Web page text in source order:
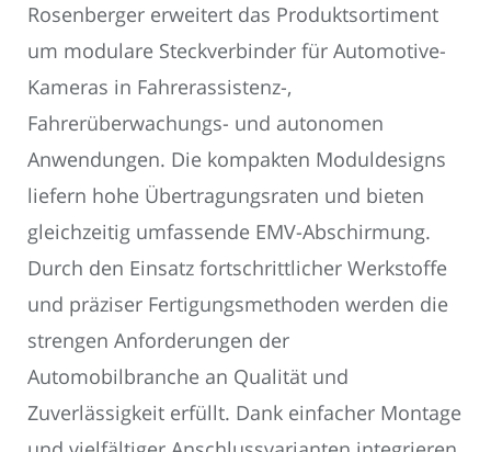
Rosenberger erweitert das Produktsortiment
um modulare Steckverbinder für Automotive-
Kameras in Fahrerassistenz-,
Fahrerüberwachungs- und autonomen
Anwendungen. Die kompakten Moduldesigns
liefern hohe Übertragungsraten und bieten
gleichzeitig umfassende EMV-Abschirmung.
Durch den Einsatz fortschrittlicher Werkstoffe
und präziser Fertigungsmethoden werden die
strengen Anforderungen der
Automobilbranche an Qualität und
Zuverlässigkeit erfüllt. Dank einfacher Montage